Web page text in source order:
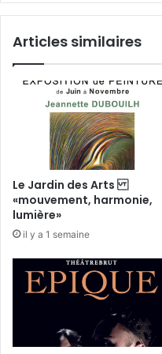
s
s
c
d
e
Articles similaires
Le Jardin des Arts
«mouvement, harmonie,
lumière»
il y a 1 semaine